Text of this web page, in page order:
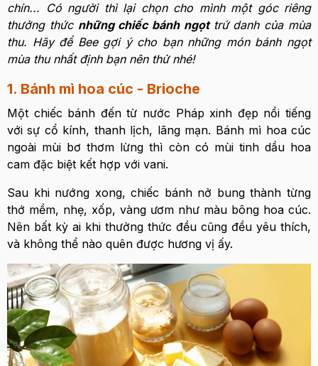
chín... Có người thì lại chọn cho mình một góc riêng
thưởng thức những chiếc bánh ngọt trứ danh của mùa
thu. Hãy để Bee gợi ý cho bạn những món bánh ngọt
mùa thu nhất định bạn nên thử nhé!
1. Bánh mì hoa cúc - Brioche
Một chiếc bánh đến từ nước Pháp xinh đẹp nổi tiếng
với sự cổ kính, thanh lịch, lãng mạn. Bánh mì hoa cúc
ngoài mùi bơ thơm lừng thì còn có mùi tinh dầu hoa
cam đặc biệt kết hợp với vani.
Sau khi nướng xong, chiếc bánh nở bung thành từng
thớ mềm, nhẹ, xốp, vàng ươm như màu bông hoa cúc.
Nên bất kỳ ai khi thưởng thức đều cũng đều yêu thích,
và không thể nào quên được hương vị ấy.